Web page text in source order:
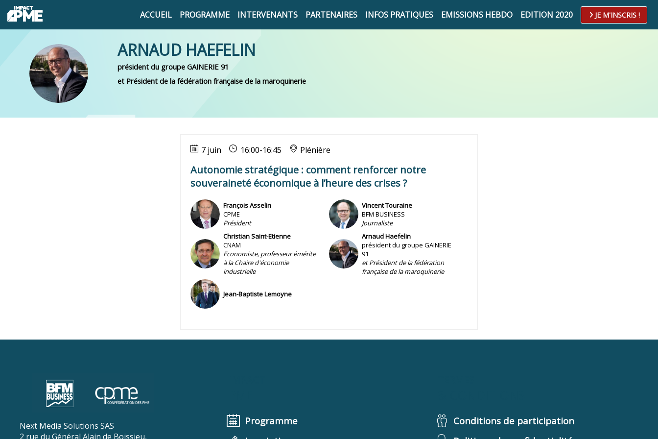
ACCUEIL PROGRAMME INTERVENANTS PARTENAIRES INFOS PRATIQUES EMISSIONS HEBDO EDITION 2020 JE M'INSCRIS !
AH
ARNAUD HAEFELIN
président du groupe GAINERIE 91
et Président de la fédération française de la maroquinerie
7 juin 16:00-16:45 Plénière
Autonomie stratégique : comment renforcer notre
souveraineté économique à l’heure des crises ?
FA FrançoisAsselin
CPME
Président
VT VincentTouraine
BFM BUSINESS
Journaliste
CS
ChristianSaint-Etienne
CNAM
Economiste, professeur émérite
à la Chaire d'économie
industrielle
AH
ArnaudHaefelin
président du groupe GAINERIE
91
et Président de la fédération
française de la maroquinerie
JL Jean-BaptisteLemoyne
Next Media Solutions SAS
2 rue du Général Alain de Boissieu,
Programme
Conditions de participation